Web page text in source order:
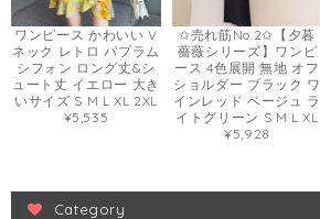
ワンピース かわいい V
ネック レトロ パプラム
シフォン ロング丈&シ
ュート丈 イエロー 大き
いサイズ S M L XL 2XL
¥5,535
✩売れ筋No.2✩【夕暮
薔薇シリーズ】ワンピ
ース 4色展開 無地 オフ
ショルダー ブラック ワ
インレッド ベージュ ラ
イトグリーン S M L XL
¥5,928
Category